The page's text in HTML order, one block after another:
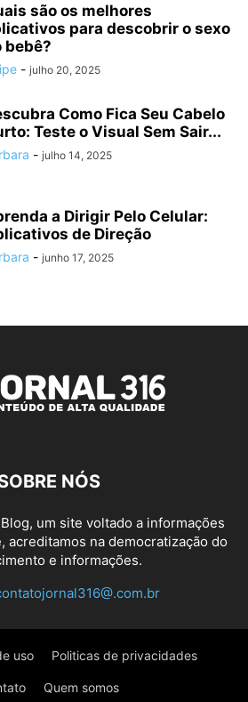
são os melhores
para descobrir o sexo
bebê?
- julho 20, 2025
Como Fica Seu Cabelo
Teste o Visual Sem Sair...
- julho 14, 2025
a Dirigir Pelo Celular:
de Direção
- junho 17, 2025
NÓS
um site voltado a informações
acreditamos na democratização do
e informações.
uso Politicas de privacidades
Quem somos